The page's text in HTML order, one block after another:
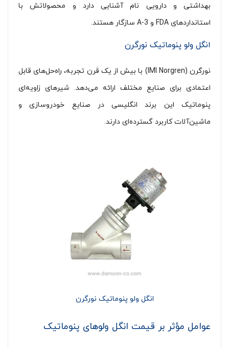
بهداشتی و دارویی نام آشنایی دارد و محصولاتش با
استانداردهای FDA و 3-A سازگار هستند.
انگل ولو پنوماتیک نورگرن
نورگرن (IMI Norgren) با بیش از یک قرن تجربه، راه‌حل‌های قابل
اعتمادی برای صنایع مختلف ارائه می‌دهد. شیرهای زاویه‌ای
پنوماتیک این برند انگلیسی در صنایع خودروسازی و
ماشین‌آلات کاربرد گسترده‌ای دارند.
انگل ولو پنوماتیک نورگرن
عوامل مؤثر بر قیمت انگل ولوهای پنوماتیک